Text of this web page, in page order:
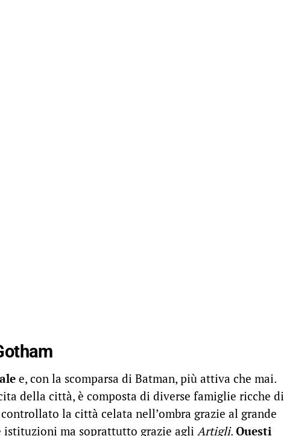
e, con la scomparsa di Batman, più attiva che mai.
della città, è composta di diverse famiglie ricche di
la città celata nell’ombra grazie al grande
istituzioni ma soprattutto grazie agli Artigli. Questi